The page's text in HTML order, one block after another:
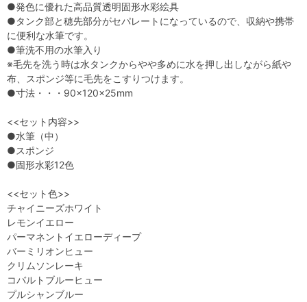
●発色に優れた高品質透明固形水彩絵具
●タンク部と穂先部分がセパレートになっているので、収納や携帯
に便利な水筆です。
●筆洗不用の水筆入り
※毛先を洗う時は水タンクからやや多めに水を押し出しながら紙や
布、スポンジ等に毛先をこすりつけます。
●寸法・・・90×120×25mm
<<セット内容>>
●水筆（中）
●スポンジ
●固形水彩12色
<<セット色>>
チャイニーズホワイト
レモンイエロー
パーマネントイエローディープ
バーミリオンヒュー
クリムソンレーキ
コバルトブルーヒュー
プルシャンブルー